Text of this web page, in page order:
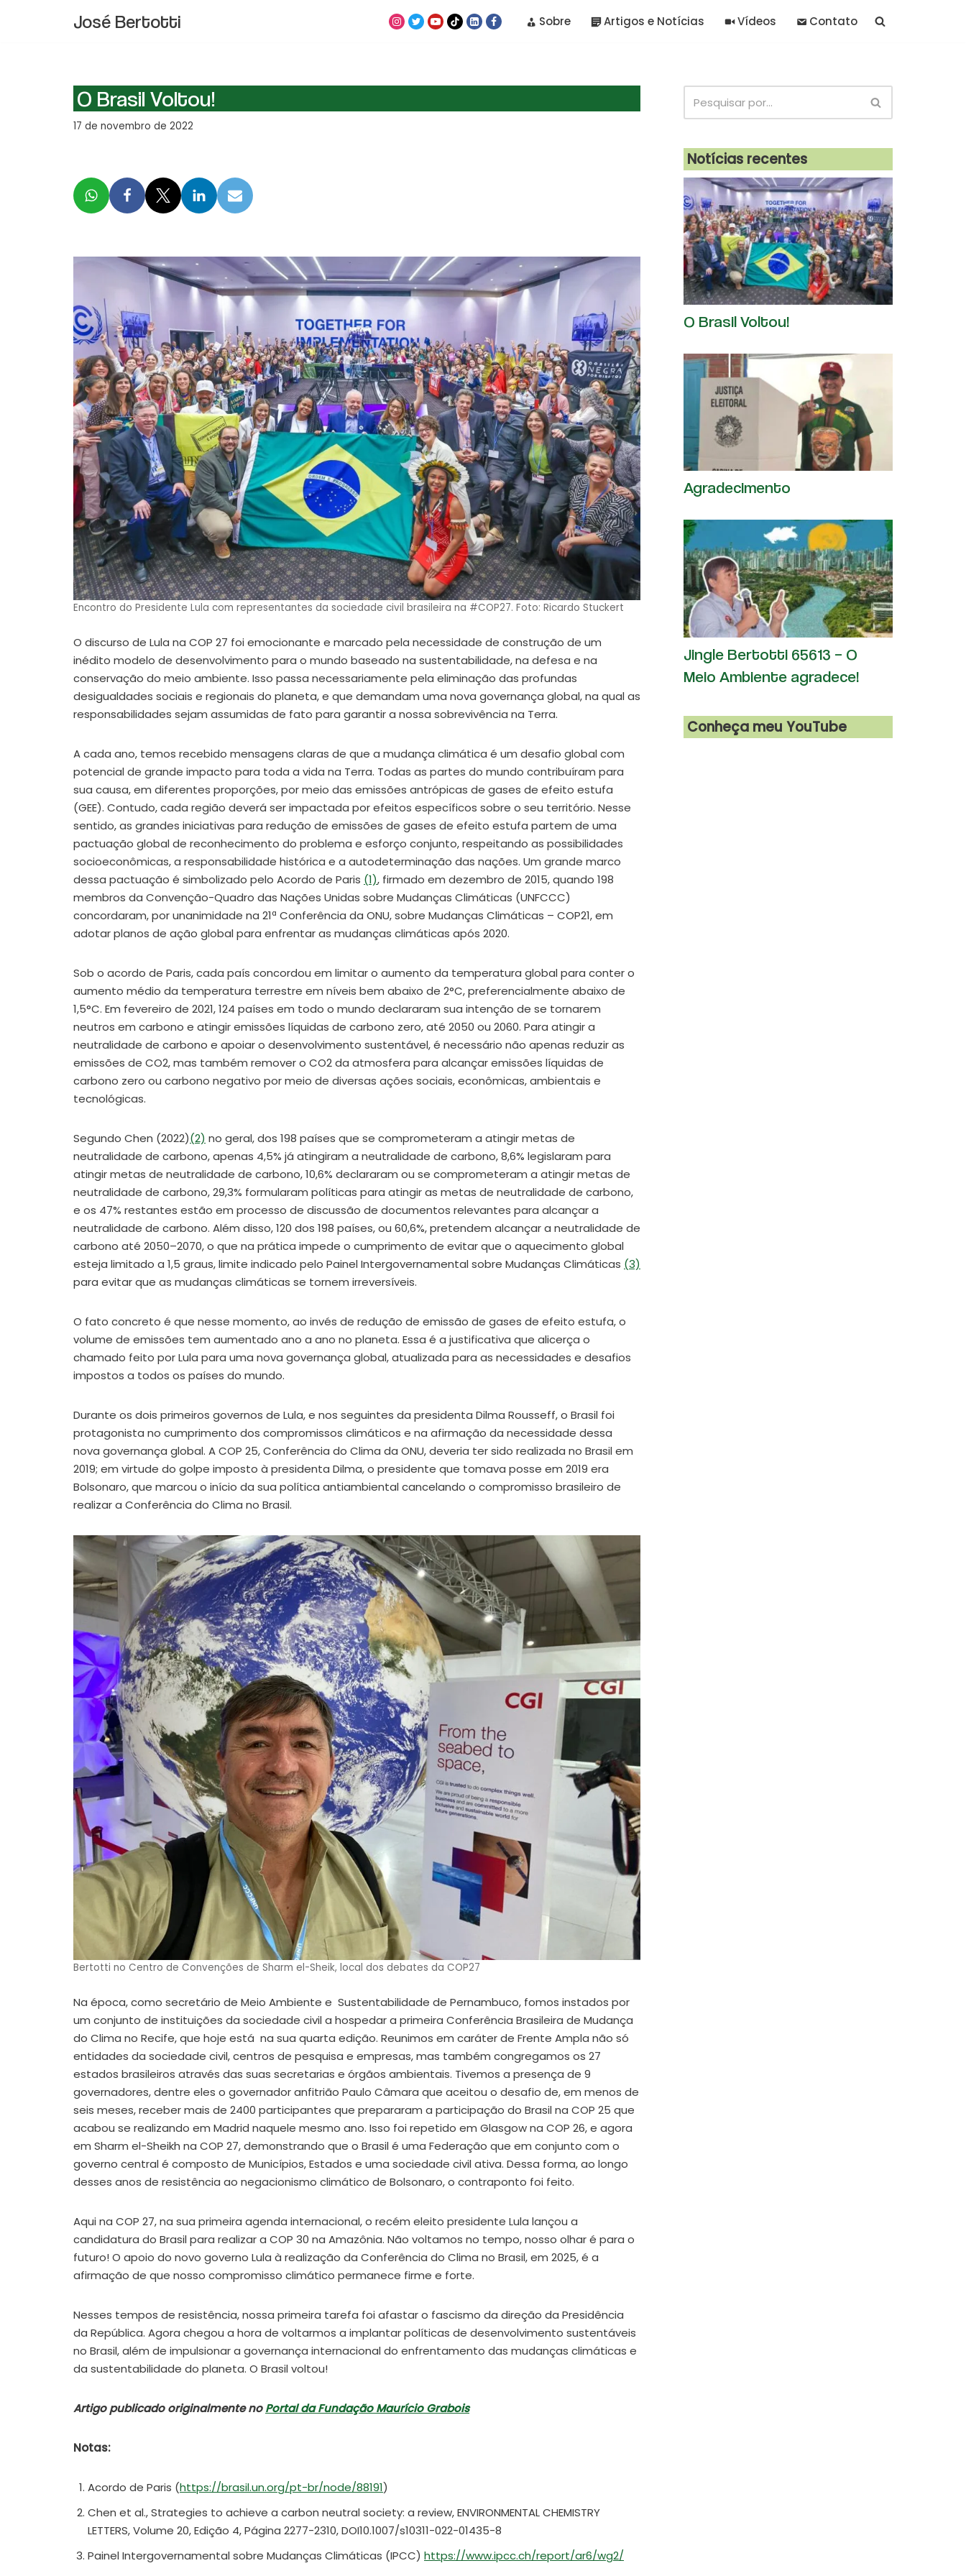
José Bertotti Sobre Artigos e Notícias Vídeos Contato
O Brasil Voltou!
17 de novembro de 2022
Encontro do Presidente Lula com representantes da sociedade civil brasileira na #COP27. Foto: Ricardo Stuckert
O discurso de Lula na COP 27 foi emocionante e marcado pela necessidade de construção de um
inédito modelo de desenvolvimento para o mundo baseado na sustentabilidade, na defesa e na
conservação do meio ambiente. Isso passa necessariamente pela eliminação das profundas
desigualdades sociais e regionais do planeta, e que demandam uma nova governança global, na qual as
responsabilidades sejam assumidas de fato para garantir a nossa sobrevivência na Terra.
A cada ano, temos recebido mensagens claras de que a mudança climática é um desafio global com
potencial de grande impacto para toda a vida na Terra. Todas as partes do mundo contribuíram para
sua causa, em diferentes proporções, por meio das emissões antrópicas de gases de efeito estufa
(GEE). Contudo, cada região deverá ser impactada por efeitos específicos sobre o seu território. Nesse
sentido, as grandes iniciativas para redução de emissões de gases de efeito estufa partem de uma
pactuação global de reconhecimento do problema e esforço conjunto, respeitando as possibilidades
socioeconômicas, a responsabilidade histórica e a autodeterminação das nações. Um grande marco
dessa pactuação é simbolizado pelo Acordo de Paris (1), firmado em dezembro de 2015, quando 198
membros da Convenção-Quadro das Nações Unidas sobre Mudanças Climáticas (UNFCCC)
concordaram, por unanimidade na 21ª Conferência da ONU, sobre Mudanças Climáticas – COP21, em
adotar planos de ação global para enfrentar as mudanças climáticas após 2020.
Sob o acordo de Paris, cada país concordou em limitar o aumento da temperatura global para conter o
aumento médio da temperatura terrestre em níveis bem abaixo de 2°C, preferencialmente abaixo de
1,5°C. Em fevereiro de 2021, 124 países em todo o mundo declararam sua intenção de se tornarem
neutros em carbono e atingir emissões líquidas de carbono zero, até 2050 ou 2060. Para atingir a
neutralidade de carbono e apoiar o desenvolvimento sustentável, é necessário não apenas reduzir as
emissões de CO2, mas também remover o CO2 da atmosfera para alcançar emissões líquidas de
carbono zero ou carbono negativo por meio de diversas ações sociais, econômicas, ambientais e
tecnológicas.
Segundo Chen (2022)(2) no geral, dos 198 países que se comprometeram a atingir metas de
neutralidade de carbono, apenas 4,5% já atingiram a neutralidade de carbono, 8,6% legislaram para
atingir metas de neutralidade de carbono, 10,6% declararam ou se comprometeram a atingir metas de
neutralidade de carbono, 29,3% formularam políticas para atingir as metas de neutralidade de carbono,
e os 47% restantes estão em processo de discussão de documentos relevantes para alcançar a
neutralidade de carbono. Além disso, 120 dos 198 países, ou 60,6%, pretendem alcançar a neutralidade de
carbono até 2050–2070, o que na prática impede o cumprimento de evitar que o aquecimento global
esteja limitado a 1,5 graus, limite indicado pelo Painel Intergovernamental sobre Mudanças Climáticas (3)
para evitar que as mudanças climáticas se tornem irreversíveis.
O fato concreto é que nesse momento, ao invés de redução de emissão de gases de efeito estufa, o
volume de emissões tem aumentado ano a ano no planeta. Essa é a justificativa que alicerça o
chamado feito por Lula para uma nova governança global, atualizada para as necessidades e desafios
impostos a todos os países do mundo.
Durante os dois primeiros governos de Lula, e nos seguintes da presidenta Dilma Rousseff, o Brasil foi
protagonista no cumprimento dos compromissos climáticos e na afirmação da necessidade dessa
nova governança global. A COP 25, Conferência do Clima da ONU, deveria ter sido realizada no Brasil em
2019; em virtude do golpe imposto à presidenta Dilma, o presidente que tomava posse em 2019 era
Bolsonaro, que marcou o início da sua política antiambiental cancelando o compromisso brasileiro de
realizar a Conferência do Clima no Brasil.
Bertotti no Centro de Convenções de Sharm el-Sheik, local dos debates da COP27
Na época, como secretário de Meio Ambiente e Sustentabilidade de Pernambuco, fomos instados por
um conjunto de instituições da sociedade civil a hospedar a primeira Conferência Brasileira de Mudança
do Clima no Recife, que hoje está na sua quarta edição. Reunimos em caráter de Frente Ampla não só
entidades da sociedade civil, centros de pesquisa e empresas, mas também congregamos os 27
estados brasileiros através das suas secretarias e órgãos ambientais. Tivemos a presença de 9
governadores, dentre eles o governador anfitrião Paulo Câmara que aceitou o desafio de, em menos de
seis meses, receber mais de 2400 participantes que prepararam a participação do Brasil na COP 25 que
acabou se realizando em Madrid naquele mesmo ano. Isso foi repetido em Glasgow na COP 26, e agora
em Sharm el-Sheikh na COP 27, demonstrando que o Brasil é uma Federação que em conjunto com o
governo central é composto de Municípios, Estados e uma sociedade civil ativa. Dessa forma, ao longo
desses anos de resistência ao negacionismo climático de Bolsonaro, o contraponto foi feito.
Aqui na COP 27, na sua primeira agenda internacional, o recém eleito presidente Lula lançou a
candidatura do Brasil para realizar a COP 30 na Amazônia. Não voltamos no tempo, nosso olhar é para o
futuro! O apoio do novo governo Lula à realização da Conferência do Clima no Brasil, em 2025, é a
afirmação de que nosso compromisso climático permanece firme e forte.
Nesses tempos de resistência, nossa primeira tarefa foi afastar o fascismo da direção da Presidência
da República. Agora chegou a hora de voltarmos a implantar políticas de desenvolvimento sustentáveis
no Brasil, além de impulsionar a governança internacional do enfrentamento das mudanças climáticas e
da sustentabilidade do planeta. O Brasil voltou!
Artigo publicado originalmente noPortal da Fundação Maurício Grabois
Notas:
Acordo de Paris (https://brasil.un.org/pt-br/node/88191)
Chen et al., Strategies to achieve a carbon neutral society: a review, ENVIRONMENTAL CHEMISTRY
LETTERS, Volume 20, Edição 4, Página 2277-2310, DOI10.1007/s10311-022-01435-8
Painel Intergovernamental sobre Mudanças Climáticas (IPCC) https://www.ipcc.ch/report/ar6/wg2/
Notícias recentes
O Brasil Voltou!
Agradecimento
Jingle Bertotti 65613 – O
Meio Ambiente agradece!
Conheça meu YouTube